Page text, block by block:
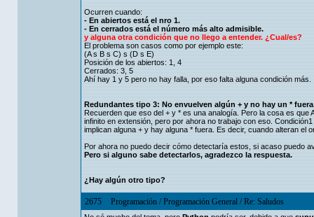
Ocurren cuando:
- En abiertos está el nro 1.
- En cerrados está el número más alto admisible.
y alguna otra condición que no llego a entender. ¿Cual/es?
El problema son casos como por ejemplo este:
(A s B s C) s (D s E)
Posición de los abiertos: 1, 4
Cerrados: 3, 5
Ahí hay 1 y 5 pero no hay falla, por eso falta alguna condición más.
Redundantes tipo 3: No envuelven algún + y no hay un *
Recuerden que eso del + y * es una analogía. Pero la cosa es que
infinito en extensión, pero por ahora no trabajo con eso.
implican alguna + y hay alguna * fuera. Es decir, cuando alteran el
Por ahora no puedo decir cómo detectaría estos, si acaso puedo
Pero si alguno sabe detectarlos, agradezco la respuesta.
¿Hay algún otro tipo?
2675 Programación/Programación General/Re: Saludos